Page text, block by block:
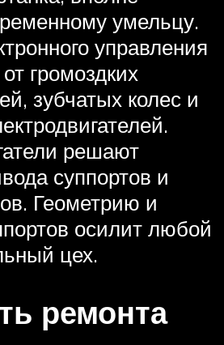
умельцу.
управления
громоздких
зубчатых колес и
решают
суппортов и
Геометрию и
осилит любой
цех.
ремонта